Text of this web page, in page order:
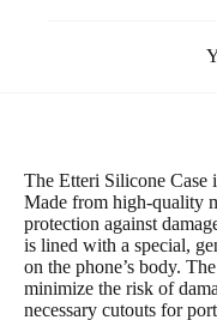
The Etteri Silicone Case
Made from high-quality
protection against
is lined with a special,
on the phone’s body.
minimize the risk of
necessary cutouts for